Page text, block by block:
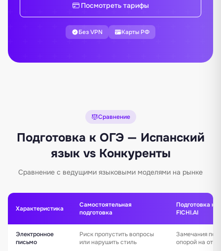
Посмотреть тарифы
Без VPN Карты РФ
Сравнение
Подготовка к ОГЭ — Испанский
язык vs Конкуренты
Сравнение с ведущими языковыми моделями на рынке
Характеристика
Самостоятельная
подготовка
Подготовка к
FICHI.AI
Электронное
письмо
Риск пропустить вопросы
или нарушить стиль
Замечания по
опорой на